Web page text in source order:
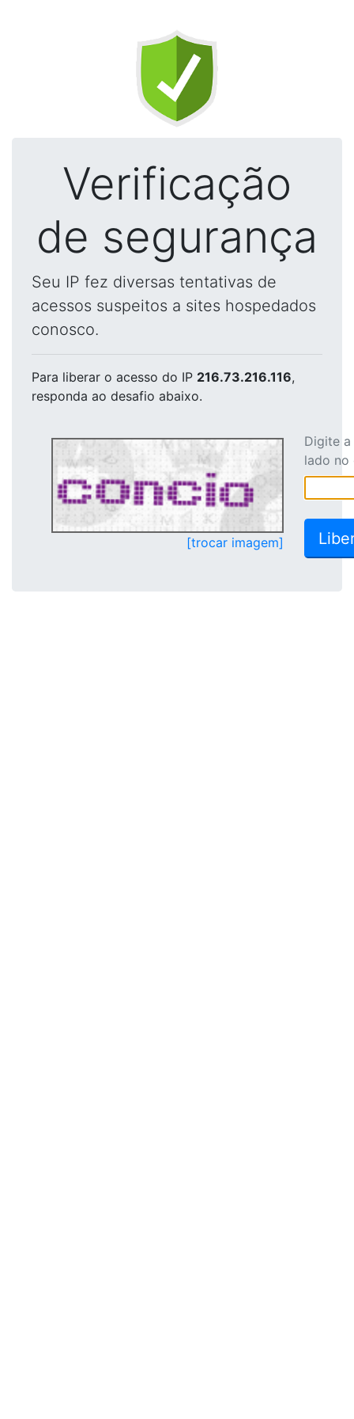
Verificação
de segurança
Seu IP fez diversas tentativas de
acessos suspeitos a sites hospedados
conosco.
Para liberar o acesso do IP 216.73.216.116,
responda ao desafio abaixo.
[trocar imagem]
Digite
lado no